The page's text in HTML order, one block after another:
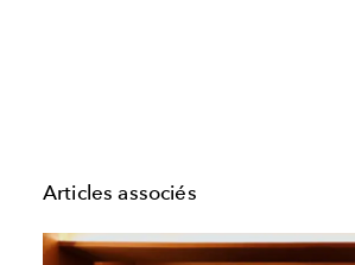
Articles associés